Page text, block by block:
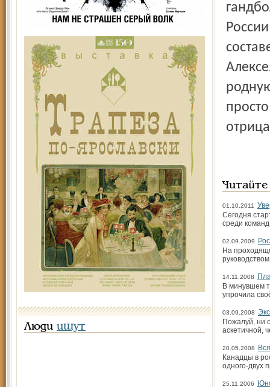
Люди ищут
01.10.2011
Сегодня
среди
02.09.2009
На
14.11.2008
В минувшем
упрочила
03.09.2008
Пожалуй, ни
аскетичной,
20.05.2008
Канадцы в
одного-двух
25.11.2006